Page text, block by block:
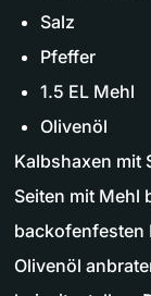
Salz
Pfeffer
1.5 EL Mehl
Olivenöl
Kalbshaxen mit
Seiten mit Mehl
backofenfesten
Olivenöl